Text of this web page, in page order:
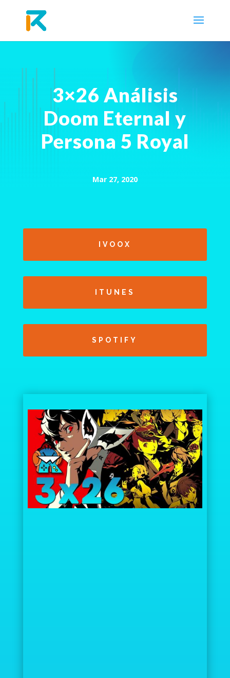
3×26 Análisis
Doom Eternal y
Persona 5 Royal
Mar 27, 2020
IVOOX
ITUNES
SPOTIFY